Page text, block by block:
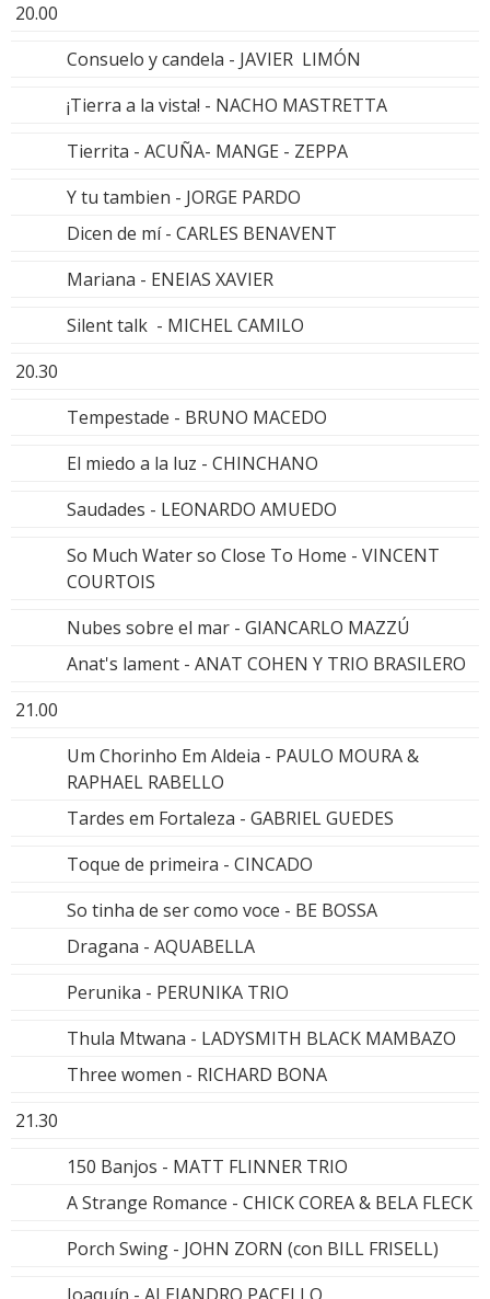
20.00
Consuelo y candela - JAVIER LIMÓN
¡Tierra a la vista! - NACHO MASTRETTA
Tierrita - ACUÑA- MANGE - ZEPPA
Y tu tambien - JORGE PARDO
Dicen de mí - CARLES BENAVENT
Mariana - ENEIAS XAVIER
Silent talk - MICHEL CAMILO
20.30
Tempestade - BRUNO MACEDO
El miedo a la luz - CHINCHANO
Saudades - LEONARDO AMUEDO
So Much Water so Close To Home - VINCENT
COURTOIS
Nubes sobre el mar - GIANCARLO MAZZÚ
Anat's lament - ANAT COHEN Y TRIO BRASILERO
21.00
Um Chorinho Em Aldeia - PAULO MOURA &
RAPHAEL RABELLO
Tardes em Fortaleza - GABRIEL GUEDES
Toque de primeira - CINCADO
So tinha de ser como voce - BE BOSSA
Dragana - AQUABELLA
Perunika - PERUNIKA TRIO
Thula Mtwana - LADYSMITH BLACK MAMBAZO
Three women - RICHARD BONA
21.30
150 Banjos - MATT FLINNER TRIO
A Strange Romance - CHICK COREA & BELA FLECK
Porch Swing - JOHN ZORN (con BILL FRISELL)